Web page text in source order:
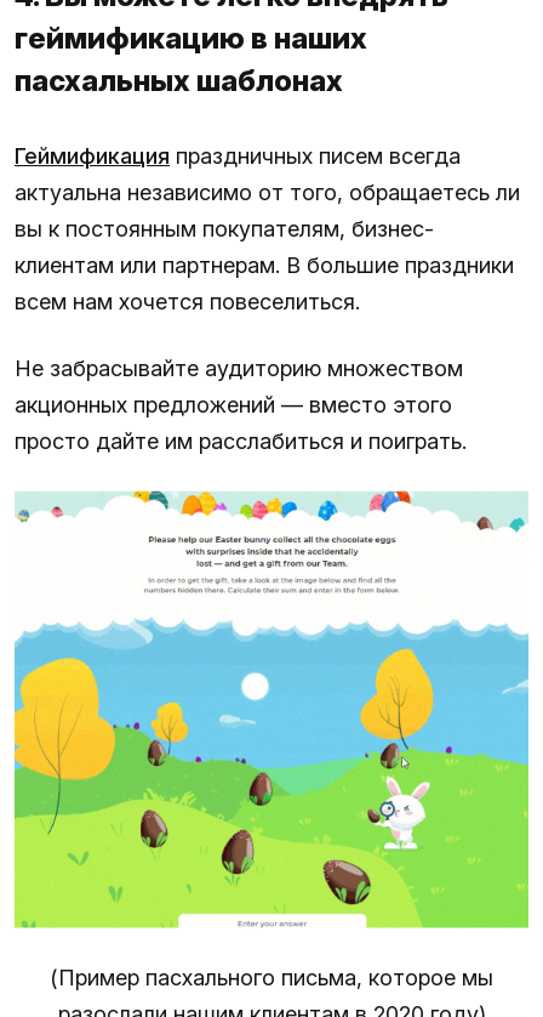
геймификацию в наших
пасхальных шаблонах
Геймификация праздничных писем всегда
актуальна независимо от того, обращаетесь ли
вы к постоянным покупателям, бизнес-
клиентам или партнерам. В большие праздники
всем нам хочется повеселиться.
Не забрасывайте аудиторию множеством
акционных предложений — вместо этого
просто дайте им расслабиться и поиграть.
(Пример пасхального письма, которое мы